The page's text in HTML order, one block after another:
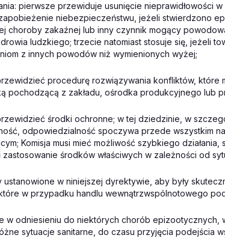
pierwsze przewiduje usunięcie nieprawidłowości
niebezpieczeństwu, jeżeli stwierdzono
choroby zakaźnej lub inny czynnik mogący
ludzkiego; trzecie natomiast stosuje się, jeżeli
z innych powodów niż wymienionych wyżej;
procedurę rozwiązywania konfliktów, które
pochodzącą z zakładu, ośrodka produkcyjnego lub
środki ochronne; w tej dziedzinie, w
odpowiedzialność spoczywa przede wszystkim na
Komisja musi mieć możliwość szybkiego
zastosowanie środków właściwych w zależności od
ustanowione w niniejszej dyrektywie, aby były
w przypadku handlu wewnątrzwspólnotowego
w odniesieniu do niektórych chorób epizootycznych,
sytuacje sanitarne, do czasu przyjęcia podejścia